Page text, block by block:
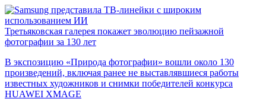
Третьяковская галерея покажет эволюцию пейзажной
фотографии за 130 лет
В экспозицию «Природа фотографии» вошли около 130
произведений, включая ранее не выставлявшиеся работы
известных художников и снимки победителей конкурса
HUAWEI XMAGE